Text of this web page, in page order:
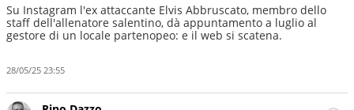
Su Instagram l'ex attaccante Elvis Abbruscato, membro dello
staff dell'allenatore salentino, dà appuntamento a luglio al
gestore di un locale partenopeo: e il web si scatena.
28/05/25 23:55